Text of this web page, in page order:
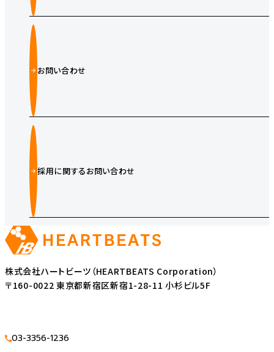
お問い合わせ
採用に関するお問い合わせ
株式会社ハートビーツ（HEARTBEATS Corporation）
〒160-0022 東京都新宿区新宿1-28-11 小杉ビル5F
03-3356-1236